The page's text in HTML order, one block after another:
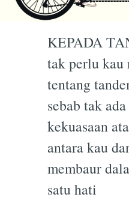
KEPADA
tak perlu kau
tentang
sebab tak
kekuasaan
antara kau
membaur
satu hati